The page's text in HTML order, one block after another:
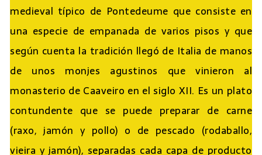
medieval típico de Pontedeume que consiste en
una especie de empanada de varios pisos y que
según cuenta la tradición llegó de Italia de manos
de unos monjes agustinos que vinieron al
monasterio de Caaveiro en el siglo XII. Es un plato
contundente que se puede preparar de carne
(raxo, jamón y pollo) o de pescado (rodaballo,
vieira y jamón), separadas cada capa de producto